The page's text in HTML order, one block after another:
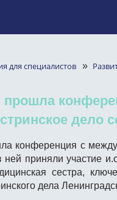
для специалистов »
прошла
дело
конференция с
ней приняли участие
сестра,
дела